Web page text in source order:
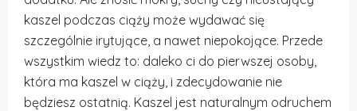
kaszel podczas ciąży może wydawać się
szczególnie irytujące, a nawet niepokojące. Przede
wszystkim wiedz to: daleko ci do pierwszej osoby,
która ma kaszel w ciąży, i zdecydowanie nie
będziesz ostatnią. Kaszel jest naturalnym odruchem